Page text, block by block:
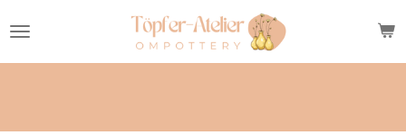
Hauptinhalt
springen